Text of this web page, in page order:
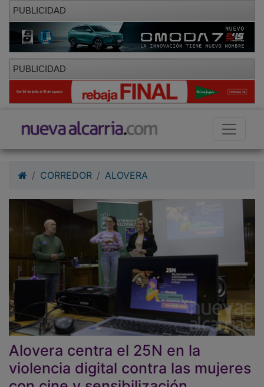
PUBLICIDAD
PUBLICIDAD
Alovera centra el 25N en la
violencia digital contra las mujeres
con cine y sensibilización